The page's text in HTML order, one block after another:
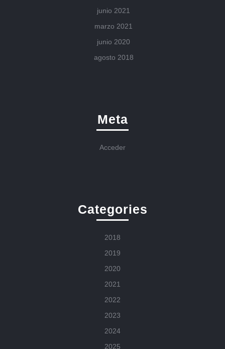
junio 2021
marzo 2021
junio 2020
agosto 2018
Meta
Acceder
Categories
2018
2019
2020
2021
2022
2023
2024
2025